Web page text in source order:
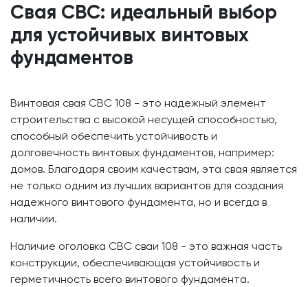
Свая СВС: идеальный выбор
для устойчивых винтовых
фундаментов
Винтовая свая СВС 108 - это надежный элемент
строительства с высокой несущей способностью,
способный обеспечить устойчивость и
долговечность винтовых фундаментов, например:
домов. Благодаря своим качествам, эта свая является
не только одним из лучших вариантов для создания
надежного винтового фундамента, но и всегда в
наличии.
Наличие оголовка СВС сваи 108 - это важная часть
конструкции, обеспечивающая устойчивость и
герметичность всего винтового фундамента.